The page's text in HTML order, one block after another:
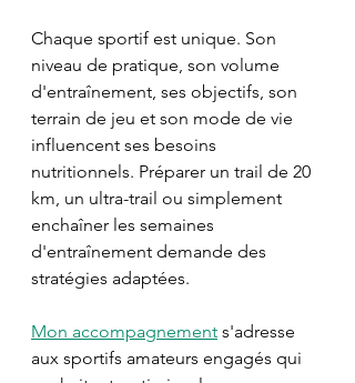
Chaque sportif est unique. Son
niveau de pratique, son volume
d'entraînement, ses objectifs, son
terrain de jeu et son mode de vie
influencent ses besoins
nutritionnels. Préparer un trail de 20
km, un ultra-trail ou simplement
enchaîner les semaines
d'entraînement demande des
stratégies adaptées.
Mon accompagnement s'adresse
aux sportifs amateurs engagés qui